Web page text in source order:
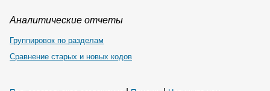
Аналитические отчеты
Группировок по разделам
Сравнение старых и новых кодов